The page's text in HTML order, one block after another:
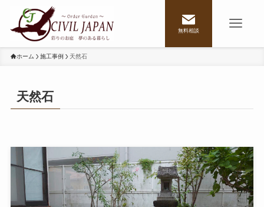
無料相談
ホーム 施工事例 天然石
天然石